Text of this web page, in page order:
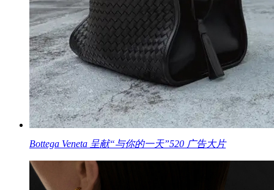
Bottega Veneta 呈献“与你的一天”520 广告大片